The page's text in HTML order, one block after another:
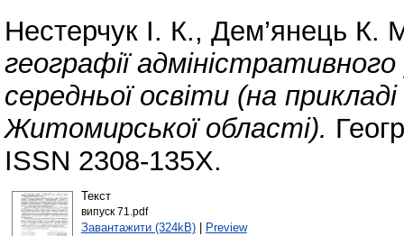
Нестерчук І. К., Дем’янець К.
географії
середньої освіти (на
Житомирської області).
ISSN 2308-135X.
Текст
випуск 71.pdf
Завантажити (324kB)| Preview